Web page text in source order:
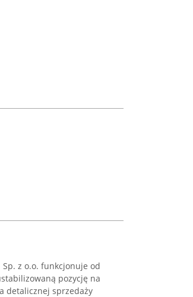
Sp. z o.o. funkcjonuje od
pozycję na
detalicznej sprzedaży